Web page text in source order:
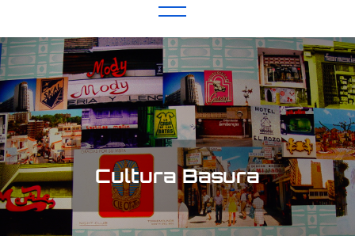
Cultura Basura